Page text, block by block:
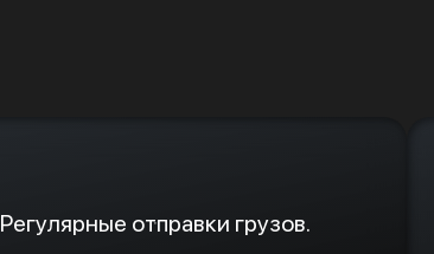
Регулярные отправки грузов.